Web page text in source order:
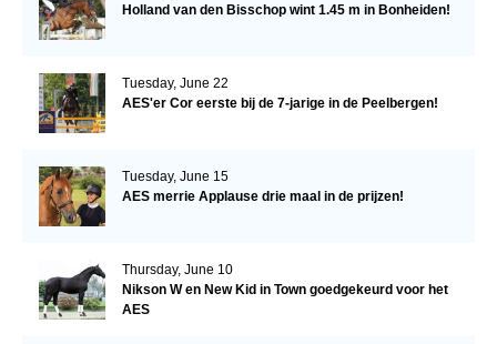
Holland van den Bisschop wint 1.45 m in Bonheiden!
Tuesday, June 22
AES'er Cor eerste bij de 7-jarige in de Peelbergen!
Tuesday, June 15
AES merrie Applause drie maal in de prijzen!
Thursday, June 10
Nikson W en New Kid in Town goedgekeurd voor het
AES